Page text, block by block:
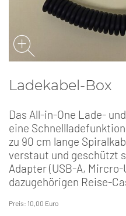
Ladekabel-Box
Das All-in-One Lade-
eine
zu 90 cm lange
verstaut und geschützt
Adapter (USB-A,
dazugehörigen Reise-
Preis: 10,00 Euro